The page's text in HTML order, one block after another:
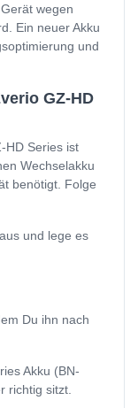
wegen
Ein neuer Akku
und
GZ-HD
HD Series ist
Wechselakku
benötigt. Folge
und lege es
Du ihn nach
Akku (BN-
richtig sitzt.